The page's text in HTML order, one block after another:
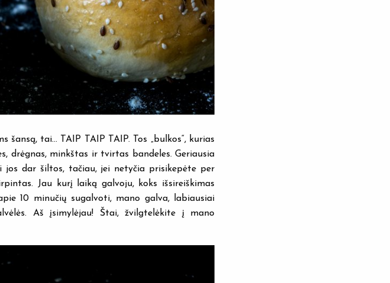
tai… TAIP TAIP TAIP. Tos „bulkos“, kurias
drėgnas, minkštas ir tvirtas bandeles. Geriausia
dar šiltos, tačiau, jei netyčia prisikepėte per
Jau kurį laiką galvoju, koks išsireiškimas
10 minučių sugalvoti, mano galva, labiausiai
Aš įsimylėjau! Štai, žvilgtelėkite į mano